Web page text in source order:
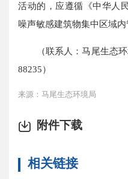
活动的，应遵循《中华人
噪声敏感建筑物集中区域内
（联系人：马尾生态
88235）
来源：马尾生态环境局
附件下载
相关链接